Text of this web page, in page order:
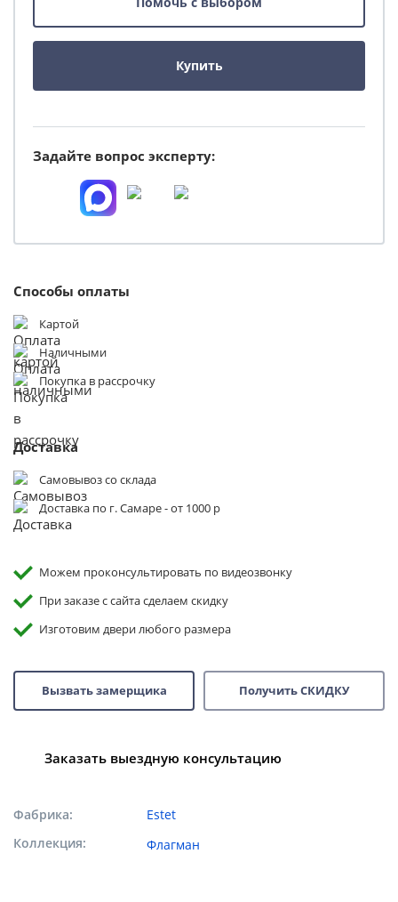
Можем проконсультировать по видеозвонку
При заказе с сайта сделаем скидку
Изготовим двери любого размера
Вызвать замерщика Получить СКИДКУ
Заказать выездную консультацию
Фабрика
Estet
Коллекция
Флагман
Купить
Задайте вопрос эксперту:
Способы оплаты
Картой
Наличными
Покупка в рассрочку
Доставка
Самовывоз со склада
Доставка по г. Самаре - от 1000 р